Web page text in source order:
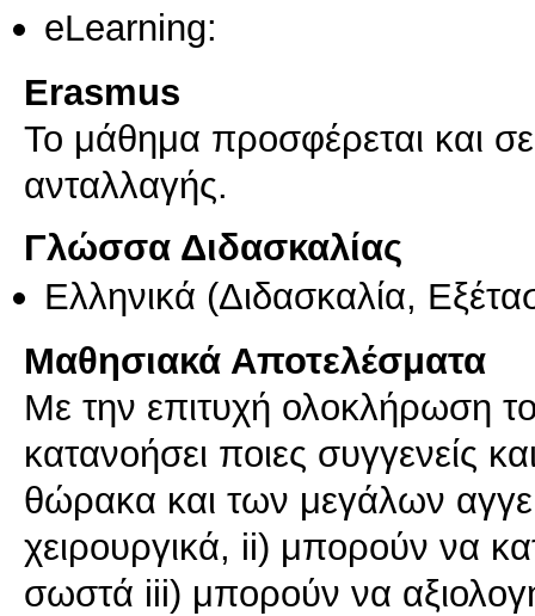
eLearning:
Erasmus
Το μάθημα προσφέρεται και
ανταλλαγής.
Γλώσσα Διδασκαλίας
Ελληνικά (Διδασκαλία,
Μαθησιακά Αποτελέσματα
Με την επιτυχή ολοκλήρωση
κατανοήσει ποιες συγγενείς
θώρακα και των μεγάλων
χειρουργικά, ii) μπορούν να
σωστά iii) μπορούν να